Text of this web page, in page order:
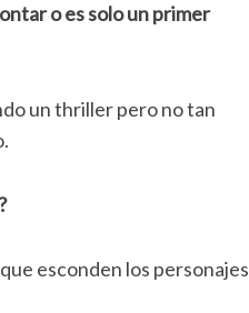
o es solo un primer
un thriller pero no tan
esconden los personajes